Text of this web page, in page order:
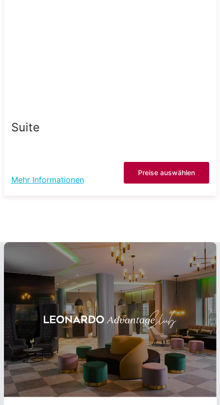
Suite
Mehr Informationen
Preise auswählen